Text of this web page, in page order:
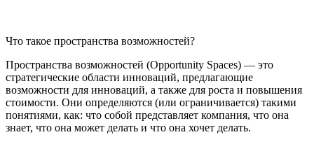
Что такое пространства возможностей?
Пространства возможностей (Opportunity Spaces) — это
стратегические области инноваций, предлагающие
возможности для инноваций, а также для роста и повышения
стоимости. Они определяются (или ограничивается) такими
понятиями, как: что собой представляет компания, что она
знает, что она может делать и что она хочет делать.